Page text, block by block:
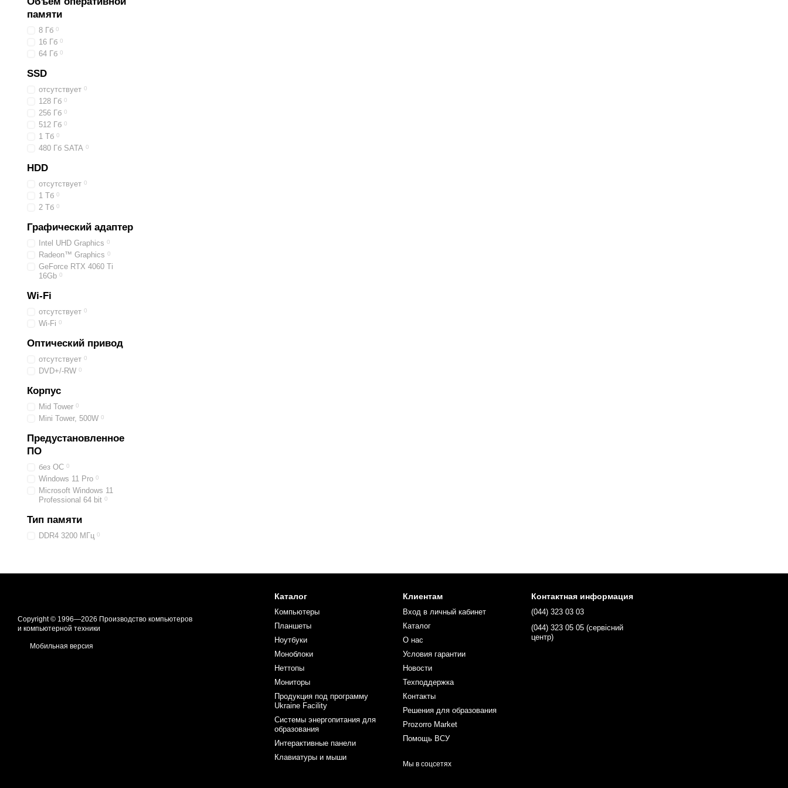
памяти
8 Гб 0
16 Гб 0
64 Гб 0
SSD
отсутствует 0
128 Гб 0
256 Гб 0
512 Гб 0
1 Тб 0
480 Гб SATA 0
HDD
отсутствует 0
1 Тб 0
2 Тб 0
Графический адаптер
Intel UHD Graphics 0
Radeon™ Graphics 0
GeForce RTX 4060 Ti
16Gb 0
Wi-Fi
отсутствует 0
Wi-Fi 0
Оптический привод
отсутствует 0
DVD+/-RW 0
Корпус
Mid Tower 0
Mini Tower, 500W 0
Предустановленное
ПО
без ОС 0
Windows 11 Pro 0
Microsoft Windows 11
Professional 64 bit 0
Тип памяти
DDR4 3200 МГц 0
Copyright © 1996—2026 Производство компьютеров
и компьютерной техники
Мобильная версия
Каталог
Компьютеры
Планшеты
Ноутбуки
Моноблоки
Неттопы
Мониторы
Продукция под программу
Ukraine Facility
Системы энергопитания для
образования
Интерактивные панели
Клавиатуры и мыши
Клиентам
Вход в личный кабинет
Каталог
О нас
Условия гарантии
Новости
Техподдержка
Контакты
Решения для образования
Prozorro Market
Помощь ВСУ
Мы в соцсетях
Контактная информация
(044) 323 03 03
(044) 323 05 05 (сервісний
центр)